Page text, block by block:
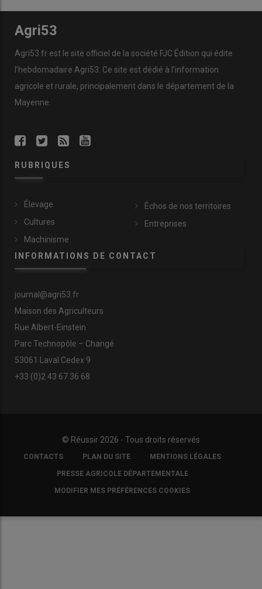
Agri53
Agri53.fr est le site officiel de la société FJC Édition qui édite
l’hebdomadaire Agri53. Ce site est dédié à l’information
agricole et rurale, principalement dans le département de la
Mayenne.
RUBRIQUES
Élevage
Cultures
Machinisme
Échos de nos territoires
Entreprises
INFORMATIONS DE CONTACT
journal@agri53.fr
Maison des Agriculteurs
Rue Albert-Einstein
Parc Technopôle – Changé
53061 Laval Cedex 9
+33 (0)2 43 67 36 68
© Réussir 2026 - Tous droits réservés
FOOTER
COPYRIGHT
CONTACTS PLAN DU SITE MENTIONS LÉGALES
PRESSE AGRICOLE DÉPARTEMENTALE
MODIFIER MES PRÉFÉRENCES COOKIES